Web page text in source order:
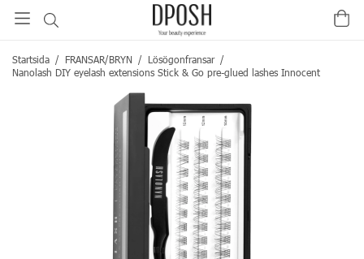
Startsida / FRANSAR/BRYN / Lösögonfransar /
Nanolash DIY eyelash extensions Stick & Go pre-glued lashes Innocent